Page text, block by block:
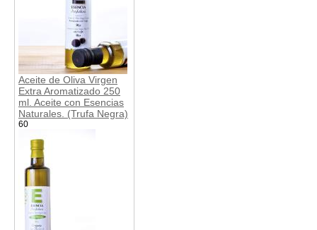
Aceite de Oliva Virgen
Extra Aromatizado 250
ml. Aceite con Esencias
Naturales. (Trufa Negra)
60